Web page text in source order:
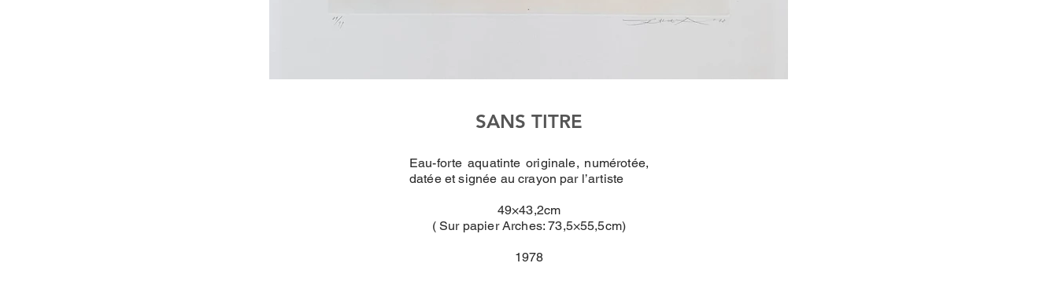
SANS TITRE
Eau-forte aquatinte originale, numérotée,
datée et signée au crayon par l’artiste
49×43,2cm
( Sur papier Arches: 73,5×55,5cm)
1978